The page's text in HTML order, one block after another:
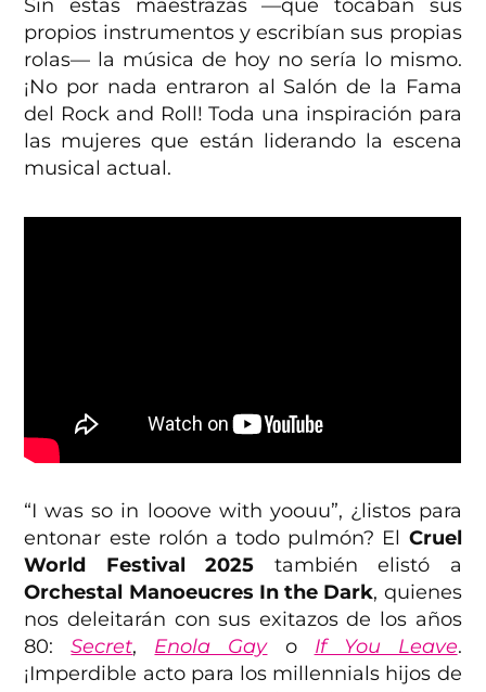
Sin estas maestrazas —que tocaban sus
propios instrumentos y escribían sus propias
rolas— la música de hoy no sería lo mismo.
¡No por nada entraron al Salón de la Fama
del Rock and Roll! Toda una inspiración para
las mujeres que están liderando la escena
musical actual.
“I was so in looove with yoouu”, ¿listos para
entonar este rolón a todo pulmón? El Cruel
World Festival 2025 también elistó a
Orchestal Manoeucres In the Dark, quienes
nos deleitarán con sus exitazos de los años
80:Secret, Enola Gayo If You Leave.
¡Imperdible acto para los millennials hijos de